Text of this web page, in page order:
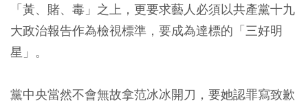
「黃、賭、毒」之上，更要求藝人必須以共產黨十九
大政治報告作為檢視標準，要成為達標的「三好明
星」。
黨中央當然不會無故拿范冰冰開刀，要她認罪寫致歉